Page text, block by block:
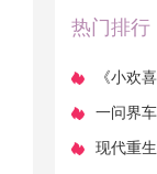
热门排行
《小欢
多少人
一问界
浸泡
现代重